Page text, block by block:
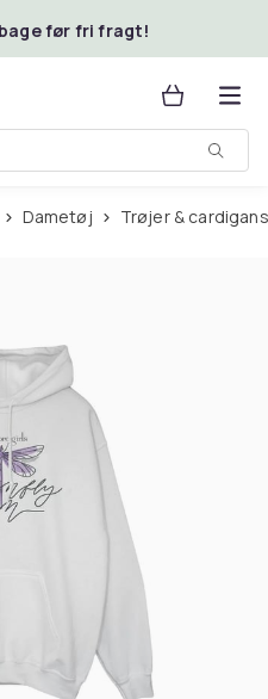
før fri fragt!
Dametøj Trøjer & cardigans